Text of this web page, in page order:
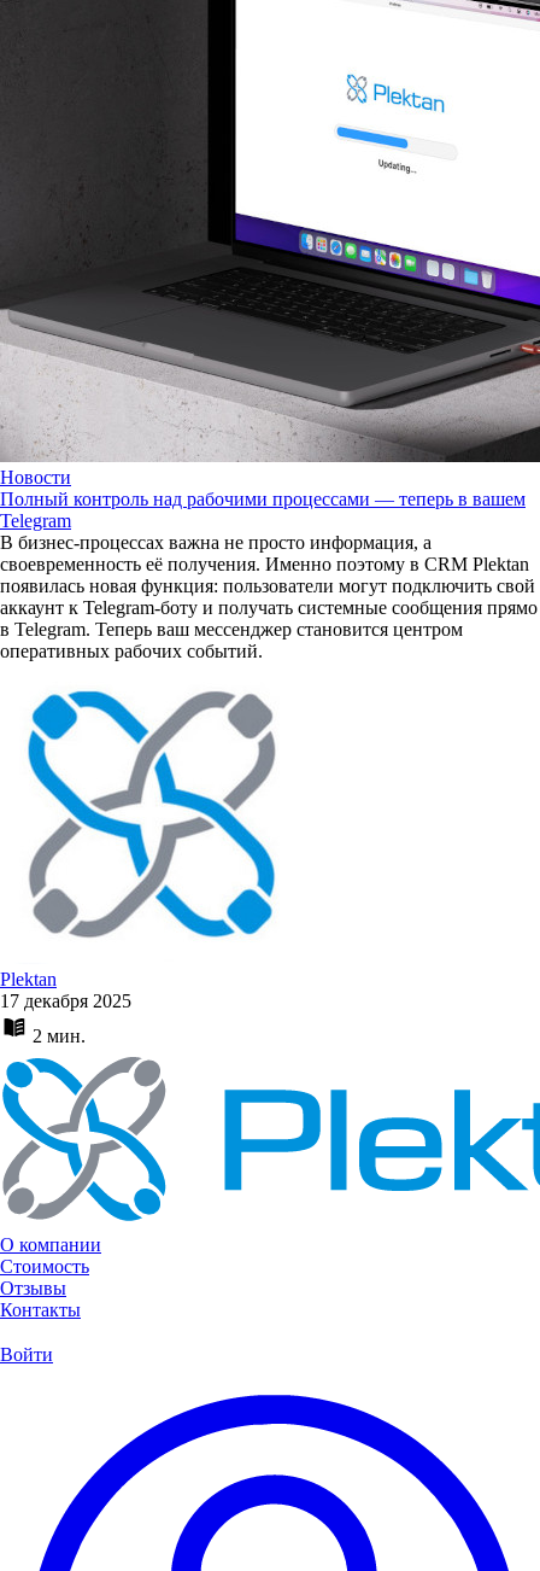
Новости
Полный контроль над рабочими процессами — теперь в вашем
Telegram
В бизнес-процессах важна не просто информация, а
своевременность её получения. Именно поэтому в CRM Plektan
появилась новая функция: пользователи могут подключить свой
аккаунт к Telegram-боту и получать системные сообщения прямо
в Telegram. Теперь ваш мессенджер становится центром
оперативных рабочих событий.
Plektan
17 декабря 2025
2 мин.
О компании
Стоимость
Отзывы
Контакты
Войти